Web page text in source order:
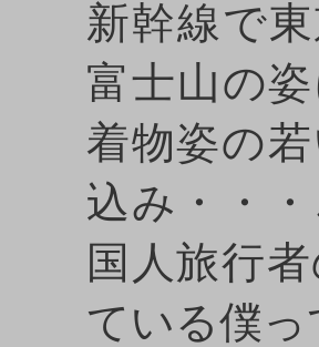
新幹線で
富士山の
着物姿の
込み・・
国人旅行
ている僕